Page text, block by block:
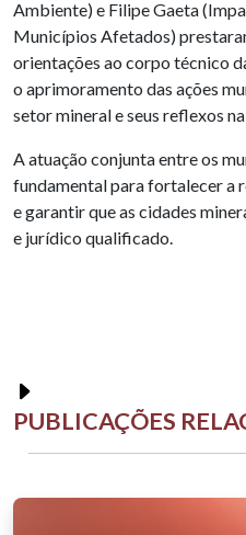
Ambiente) e Filipe Gaeta
Municípios Afetados)
orientações ao corpo técnico
o aprimoramento das ações
setor mineral e seus reflexos
A atuação conjunta entre os
fundamental para fortalecer a
e garantir que as cidades
e jurídico qualificado.
PUBLICAÇÕES